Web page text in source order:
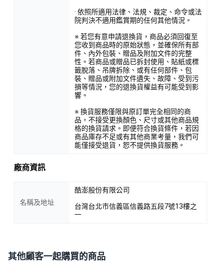
· 依照所適用法律、法規、裁定、命令或法
院判決不適用鑑賞期的任何其他情況。
※ 若您有意申請退換貨，商品必須回復至
您收到商品時的原始狀態，並確保所有部
件、內外包裝、贈品及附加文件的完整
性。若商品或贈品已拆封使用、貼紙或標
籤脫落、吊牌拆除、或有任何部件、包
裝、贈品或附加文件遺失、故障、受到污
損等情況，您的退換貨權益有可能受到影
響。
※ 換貨服務僅限與原訂單完全相同的商
品，不接受更換顏色、尺寸或其他商品規
格的換貨請求。即便符合換貨條件，若因
商品庫存不足或有其他商業考量，我們可
能僅接受退貨，恕不提供換貨服務。
廠商資訊
名稱及地址
酷澎股份有限公司
台灣台北市信義區信義路五段7號13樓之
一
其他顧客一起購買的商品